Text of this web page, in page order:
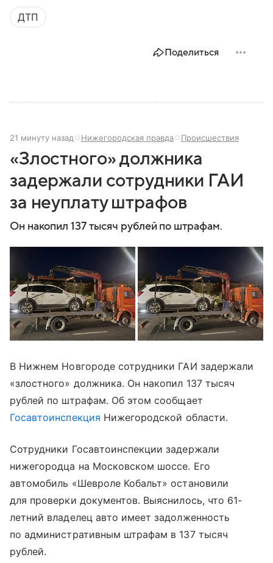
В материале рассказываем, чем занимается МВД
России, какие задачи выполняет министерство, как
устроена его структура, кто возглавляет ведомство
ДТП
Поделиться
21 минуту назад Нижегородская правда Происшествия
«Злостного» должника
задержали сотрудники ГАИ
за неуплату штрафов
Он накопил 137 тысяч рублей по штрафам.
В Нижнем Новгороде сотрудники ГАИ задержали
«злостного» должника. Он накопил 137 тысяч
рублей по штрафам. Об этом сообщает
Госавтоинспекция Нижегородской области.
Сотрудники Госавтоинспекции задержали
нижегородца на Московском шоссе. Его
автомобиль «Шевроле Кобальт» остановили
для проверки документов. Выяснилось, что 61-
летний владелец авто имеет задолженность
по административным штрафам в 137 тысяч
рублей.